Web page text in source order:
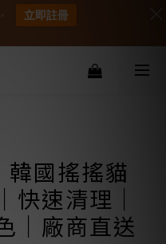
韓國搖搖貓
快速清理｜
｜廠商直送
立即註冊